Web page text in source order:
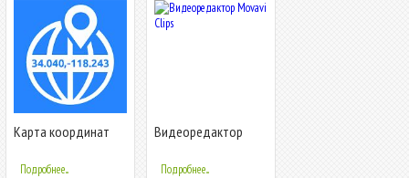
Карта координат
долгота и место
Подробнее...
Видеоредактор
Подробнее...